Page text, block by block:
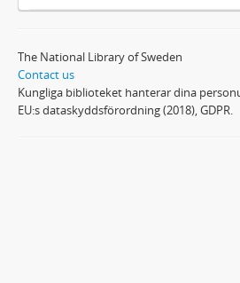
The National Library of Sweden
Contact us
Kungliga biblioteket hanterar dina
EU:s dataskyddsförordning (2018), GDPR.